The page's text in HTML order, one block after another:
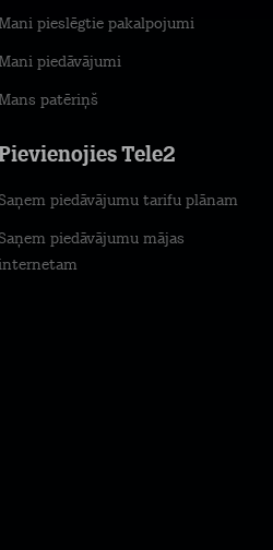
pieslēgtie pakalpojumi
piedāvājumi
patēriņš
Tele2
piedāvājumu tarifu plānam
piedāvājumu mājas